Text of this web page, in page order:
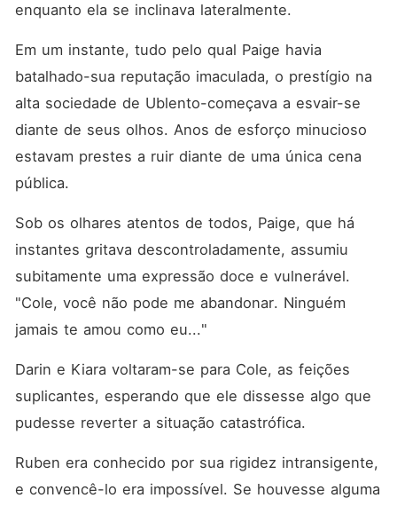
enquanto ela se inclinava lateralmente.
Em um instante, tudo pelo qual Paige havia
batalhado-sua reputação imaculada, o prestígio na
alta sociedade de Ublento-começava a esvair-se
diante de seus olhos. Anos de esforço minucioso
estavam prestes a ruir diante de uma única cena
pública.
Sob os olhares atentos de todos, Paige, que há
instantes gritava descontroladamente, assumiu
subitamente uma expressão doce e vulnerável.
"Cole, você não pode me abandonar. Ninguém
jamais te amou como eu..."
Darin e Kiara voltaram-se para Cole, as feições
suplicantes, esperando que ele dissesse algo que
pudesse reverter a situação catastrófica.
Ruben era conhecido por sua rigidez intransigente,
e convencê-lo era impossível. Se houvesse alguma